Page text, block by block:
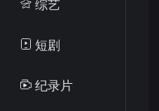
短剧
纪录片